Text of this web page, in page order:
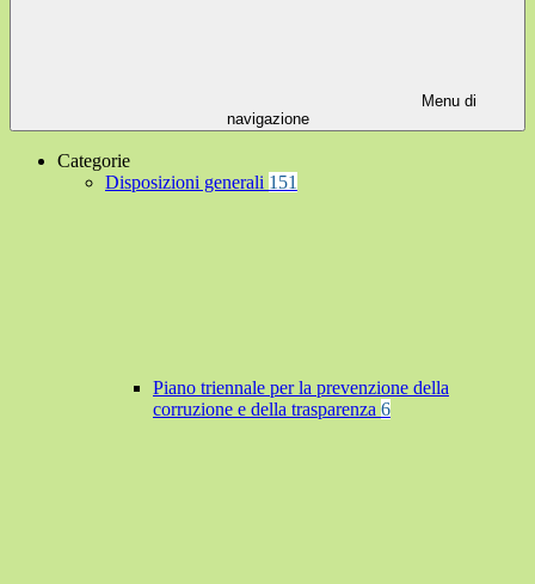
Menu di
navigazione
Categorie
Disposizioni generali 151
Piano triennale per la prevenzione della
corruzione e della trasparenza 6